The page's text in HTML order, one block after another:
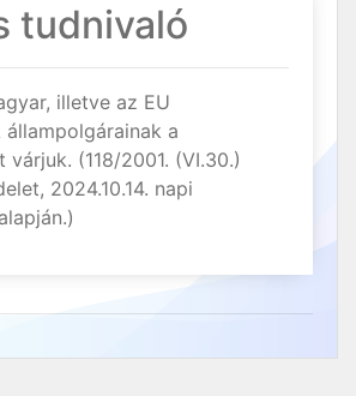
tudnivaló
illetve az EU
a
várjuk. (118/2001. (VI.30.)
2024.10.14. napi